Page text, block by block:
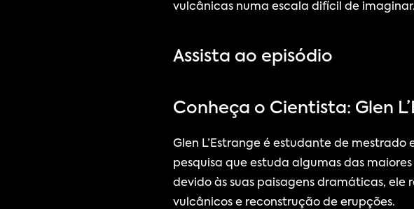
vulcânicas numa escala difícil de imaginar.
Assista ao episódio
Conheça o Cientista: Glen
Glen L’Estrange é estudante de
pesquisa que estuda algumas das
devido às suas paisagens dramáticas, ele
vulcânicos e reconstrução de erupções.